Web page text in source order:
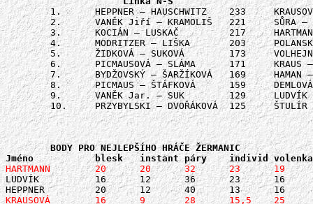
	1.	HEPPNER – HAUSCHWITZ	233	KRAUSOVÁ – KAŠTOVSKÝ 	236
	2.	VANĚK Jiří – KRAMOLIŠ	221	SŮRA – POSPÍŠIL 	221
	3.	KOCIÁN – LUSKAČ		217	HARTMANN – KIČINOVÁ 	205
	4.	MODRITZER – LIŠKA	203	POLANSKÝ – SKÁKAL 	198
	5.	ŽIDKOVÁ – SUKOVÁ	173	VOLHEJNOVÁ – SKÁKALOVÁ 	174
	6.	PICMAUSOVÁ – SLÁMA	171	KRAUS – HUŤAŘOVÁ 	166
	7.	BYDŽOVSKÝ – ŠARŽÍKOVÁ	169	HAMAN – KATARINSKÁ 	163
	8.	PICMAUS – ŠTÁFKOVÁ	159	DEMLOVÁ – RÁLKOVÁ 	151
	9.	VANĚK Jar. – SUK	129	LUDVÍK – ROKOSOVÁ 	145
	10.	PRZYBYLSKI – DVOŘÁKOVÁ	125	ŠTULÍR – BUBENÍČKOVÁ	141
	BODY PRO NEJLEPŠÍHO HRÁČE ŽERMANIC
LUDVÍK		16	12	36	23	16	40	143